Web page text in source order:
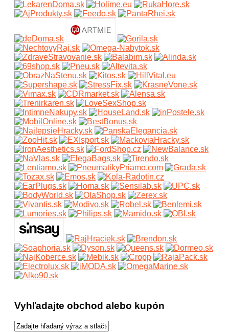
Vyhľadajte obchod alebo kupón